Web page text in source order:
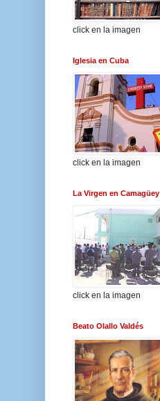
click en la imagen
Iglesia en Cuba
click en la imagen
La Virgen en Camagüey
click en la imagen
Beato Olallo Valdés